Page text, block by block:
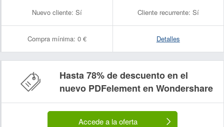
Nuevo cliente: Sí Cliente recurrente: Sí
Compra mínima: 0 € Detalles
Hasta 78% de descuento en el
nuevo PDFelement en Wondershare
Accede a la oferta